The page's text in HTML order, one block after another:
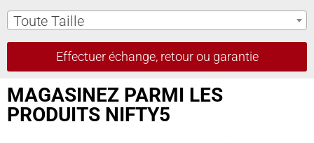
Toute Taille
Effectuer échange, retour ou garantie
MAGASINEZ PARMI LES
PRODUITS NIFTY5